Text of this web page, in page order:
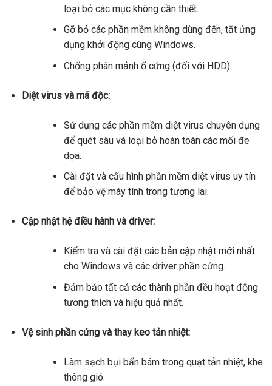
loại bỏ các mục không cần thiết.
Gỡ bỏ các phần mềm không dùng đến, tắt ứng
dụng khởi động cùng Windows.
Chống phân mảnh ổ cứng (đối với HDD).
Diệt virus và mã độc:
Sử dụng các phần mềm diệt virus chuyên dụng
để quét sâu và loại bỏ hoàn toàn các mối đe
dọa.
Cài đặt và cấu hình phần mềm diệt virus uy tín
để bảo vệ máy tính trong tương lai.
Cập nhật hệ điều hành và driver:
Kiểm tra và cài đặt các bản cập nhật mới nhất
cho Windows và các driver phần cứng.
Đảm bảo tất cả các thành phần đều hoạt động
tương thích và hiệu quả nhất.
Vệ sinh phần cứng và thay keo tản nhiệt:
Làm sạch bụi bẩn bám trong quạt tản nhiệt, khe
thông gió.